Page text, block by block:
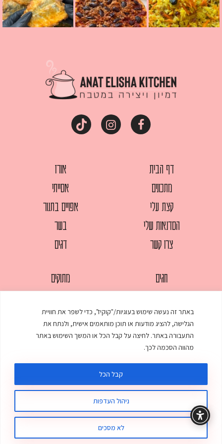
באתר זה נעשה שימוש בעוגיות/"קוקיז", כדי לשפר את חוויית
הגלישה, להציג מודעות או תוכן מותאמים אישית, ולנתח את
התעבורה באתר. לחיצה על קבל הכל או המשך השימוש באתר
מהווה הסכמה לכך.
ניהול העדפות
לא מסכים
קבל הכל
דף הבית
מתכונים
קצת עלי
הסדנאות שלי
צרו קשר
אורז
אסייתי
אפויים בתנור
בשר
דגים
חגים
מאפים
ממולאים
מרקים
מתוקים
עוגות
עוף
© כל הזכויות שמורות לענת אלישע | עיצוב ובניית אתר
תקנון האתר מדיניות פרטיות